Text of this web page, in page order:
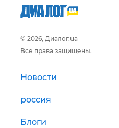
© 2026, Диалог.ua
Все права защищены.
Новости
россия
Блоги